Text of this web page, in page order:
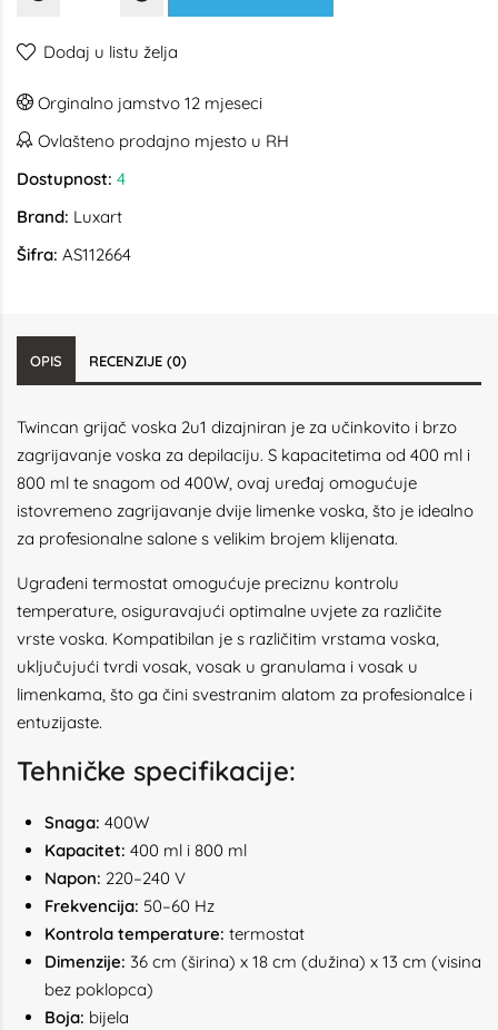
Dodaj u listu želja
Orginalno jamstvo 12 mjeseci
Ovlašteno prodajno mjesto u RH
Dostupnost: 4
Brand: Luxart
Šifra: AS112664
OPIS RECENZIJE (0)
Twincan grijač voska 2u1 dizajniran je za učinkovito i brzo
zagrijavanje voska za depilaciju. S kapacitetima od 400 ml i
800 ml te snagom od 400W, ovaj uređaj omogućuje
istovremeno zagrijavanje dvije limenke voska, što je idealno
za profesionalne salone s velikim brojem klijenata.​
Ugrađeni termostat omogućuje preciznu kontrolu
temperature, osiguravajući optimalne uvjete za različite
vrste voska. Kompatibilan je s različitim vrstama voska,
uključujući tvrdi vosak, vosak u granulama i vosak u
limenkama, što ga čini svestranim alatom za profesionalce i
entuzijaste.​
Tehničke specifikacije:
Snaga: 400W
Kapacitet: 400 ml i 800 ml
Napon: 220–240 V
Frekvencija: 50–60 Hz
Kontrola temperature: termostat
Dimenzije: 36 cm (širina) x 18 cm (dužina) x 13 cm (visina
bez poklopca)
Boja: bijela